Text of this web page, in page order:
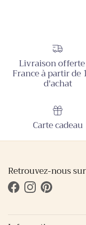
Livraison
France à partir de
d'achat
Carte cadeau
Retrouvez-nous
FacebookInstagramPinterest